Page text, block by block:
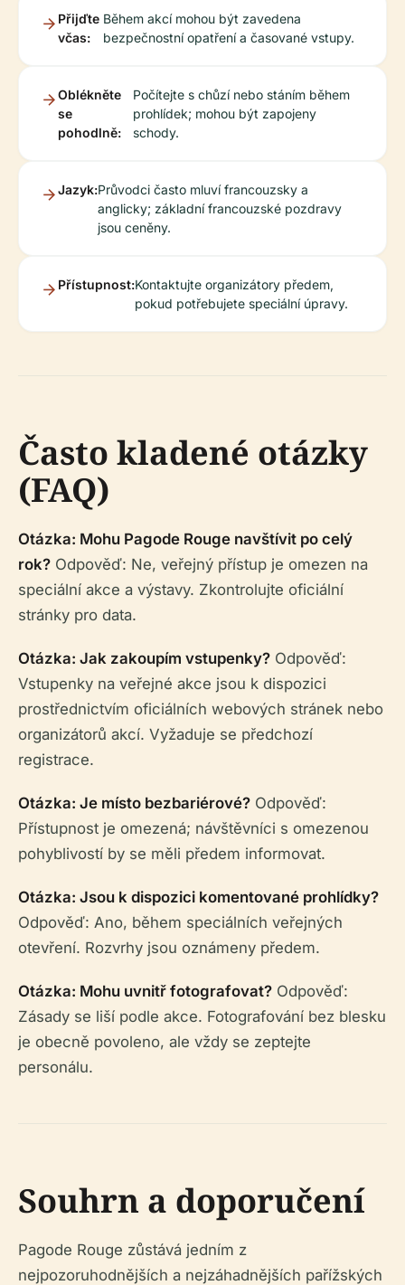
Přijďte
včas:
Během akcí mohou být zavedena
bezpečnostní opatření a časované vstupy.
Oblékněte
se
pohodlně:
Počítejte s chůzí nebo stáním během
prohlídek; mohou být zapojeny
schody.
Jazyk:Průvodci často mluví francouzsky a
anglicky; základní francouzské pozdravy
jsou ceněny.
Přístupnost:Kontaktujte organizátory předem,
pokud potřebujete speciální úpravy.
Často kladené otázky
(FAQ)
Otázka: Mohu Pagode Rouge navštívit po celý
rok? Odpověď: Ne, veřejný přístup je omezen na
speciální akce a výstavy. Zkontrolujte oficiální
stránky pro data.
Otázka: Jak zakoupím vstupenky? Odpověď:
Vstupenky na veřejné akce jsou k dispozici
prostřednictvím oficiálních webových stránek nebo
organizátorů akcí. Vyžaduje se předchozí
registrace.
Otázka: Je místo bezbariérové? Odpověď:
Přístupnost je omezená; návštěvníci s omezenou
pohyblivostí by se měli předem informovat.
Otázka: Jsou k dispozici komentované prohlídky?
Odpověď: Ano, během speciálních veřejných
otevření. Rozvrhy jsou oznámeny předem.
Otázka: Mohu uvnitř fotografovat? Odpověď:
Zásady se liší podle akce. Fotografování bez blesku
je obecně povoleno, ale vždy se zeptejte
personálu.
Souhrn a doporučení
Pagode Rouge zůstává jedním z
nejpozoruhodnějších a nejzáhadnějších pařížských